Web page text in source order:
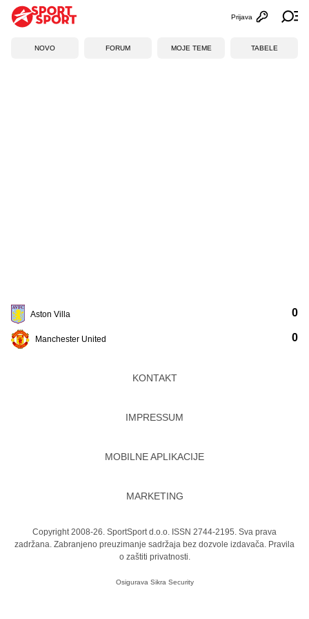
Otvori
Prijava
NOVO FORUM MOJE TEME TABELE
Aston Villa
Manchester United
0
0
KONTAKT
IMPRESSUM
MOBILNE APLIKACIJE
MARKETING
Copyright 2008-26. SportSport d.o.o. ISSN 2744-2195. Sva prava
zadržana. Zabranjeno preuzimanje sadržaja bez dozvole izdavača. Pravila
o zaštiti privatnosti.
Osigurava Sikra Security